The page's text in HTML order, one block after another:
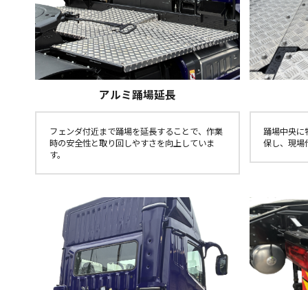
アルミ踊場延長
フェンダ付近まで踊場を延長することで、作業
時の安全性と取り回しやすさを向上していま
す。
踊場中央に
保し、現場